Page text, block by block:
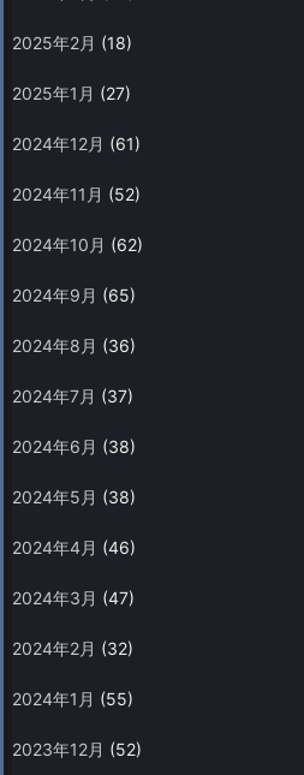
2025年2月 (18)
2025年1月 (27)
2024年12月 (61)
2024年11月 (52)
2024年10月 (62)
2024年9月 (65)
2024年8月 (36)
2024年7月 (37)
2024年6月 (38)
2024年5月 (38)
2024年4月 (46)
2024年3月 (47)
2024年2月 (32)
2024年1月 (55)
2023年12月 (52)